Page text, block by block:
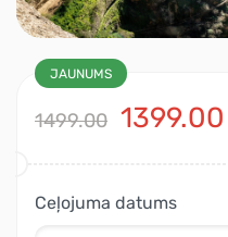
JAUNUMS
1499.00 1399.00
Ceļojuma datums